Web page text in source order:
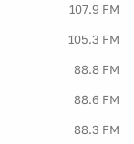
107.9 FM
105.3 FM
88.8 FM
88.6 FM
88.3 FM